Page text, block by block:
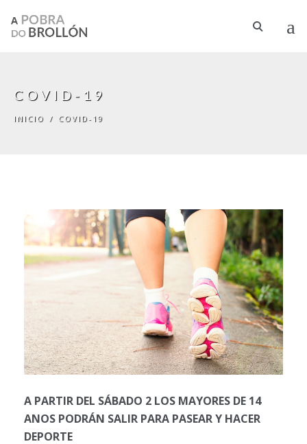
COVID-19
INICIO / COVID-19
A PARTIR DEL SÁBADO 2 LOS MAYORES DE 14
ANOS PODRÁN SALIR PARA PASEAR Y HACER
DEPORTE